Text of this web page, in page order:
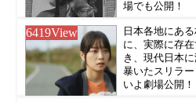
場でも公開！
6419View
日本各地にあ
に、実際に存
き、現代日本
暴いたスリラ
いよ劇場公開！